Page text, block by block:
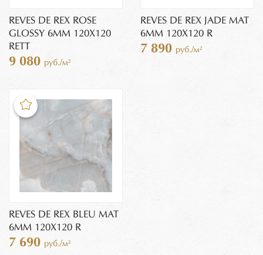
REVES DE REX ROSE
GLOSSY 6MM 120X120
RETT
9 080 руб./м²
REVES DE REX JADE MAT
6MM 120X120 R
7 890 руб./м²
REVES DE REX BLEU MAT
6MM 120X120 R
7 690 руб./м²